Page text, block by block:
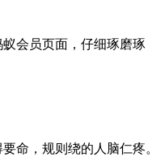
会员页面，仔细琢磨琢
命，规则绕的人脑仁疼。